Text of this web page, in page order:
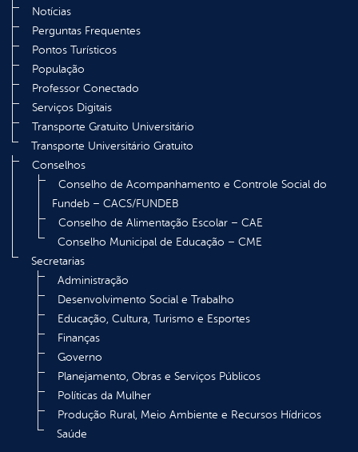
Notícias
Perguntas Frequentes
Pontos Turísticos
População
Professor Conectado
Serviços Digitais
Transporte Gratuito Universitário
Transporte Universitário Gratuito
Conselhos
Conselho de Acompanhamento e Controle Social do
Fundeb – CACS/FUNDEB
Conselho de Alimentação Escolar – CAE
Conselho Municipal de Educação – CME
Secretarias
Administração
Desenvolvimento Social e Trabalho
Educação, Cultura, Turismo e Esportes
Finanças
Governo
Planejamento, Obras e Serviços Públicos
Políticas da Mulher
Produção Rural, Meio Ambiente e Recursos Hídricos
Saúde